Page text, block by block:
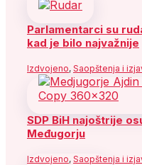
Parlamentarci su
kad je bilo najvažnije
Izdvojeno, Saopštenja i
SDP BiH najoštrije
Međugorju
Izdvojeno, Saopštenja i